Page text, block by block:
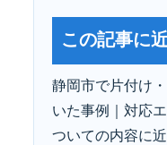
この記事に
静岡市で片付け
いた事例｜対応
ついての内容に